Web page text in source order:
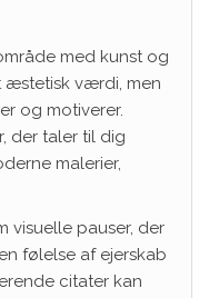
med kunst og
æstetisk værdi, men
og motiverer.
der taler til dig
malerier,
visuelle pauser, der
følelse af ejerskab
citater kan